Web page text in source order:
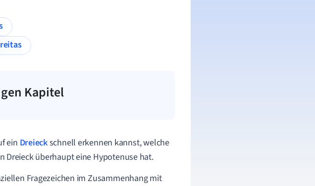
Kapitel
ein Dreieckschnell erkennen kannst, welche
Dreieck überhaupt eine Hypotenuse hat.
Fragezeichen im Zusammenhang mit